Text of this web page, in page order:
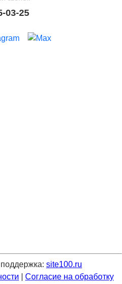
03-25
site100.ru
Согласие на обработку